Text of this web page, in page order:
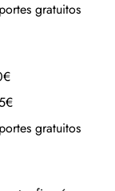
portes gratuitos
portes gratuitos